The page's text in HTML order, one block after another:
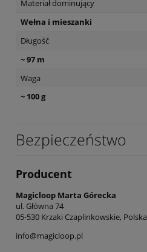
Materiał dominujący
Wełna i mieszanki
Długość
~ 97 m
Waga
~ 100 g
Bezpieczeństwo
Producent
Magicloop Marta Górecka
ul. Główna 74
05-530 Krzaki Czaplinkowskie, Polska
info@magicloop.pl